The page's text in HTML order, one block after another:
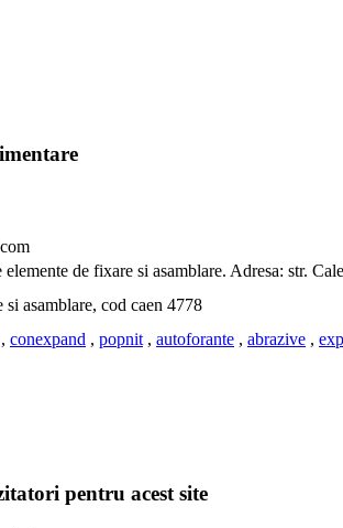
de fixare si asamblare. Adresa: str.
asamblare, cod caen 4778
, conexpand , popnit , autoforante , abrazive ,
pentru acest site